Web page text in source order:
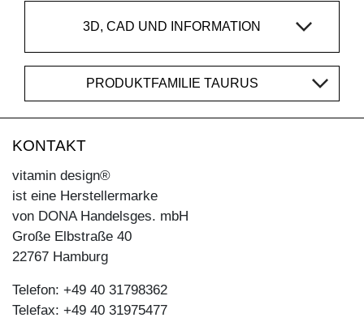
3D, CAD UND INFORMATION
PRODUKTFAMILIE TAURUS
KONTAKT
vitamin design®
ist eine Herstellermarke
von DONA Handelsges. mbH
Große Elbstraße 40
22767 Hamburg
Telefon: +49 40 31798362
Telefax: +49 40 31975477